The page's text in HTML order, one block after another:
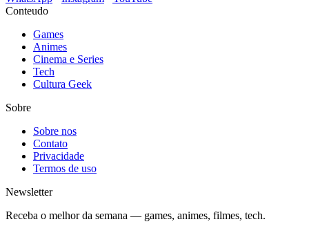
Conteudo
Games
Animes
Cinema e Series
Tech
Cultura Geek
Sobre
Sobre nos
Contato
Privacidade
Termos de uso
Newsletter
Receba o melhor da semana — games, animes, filmes, tech.